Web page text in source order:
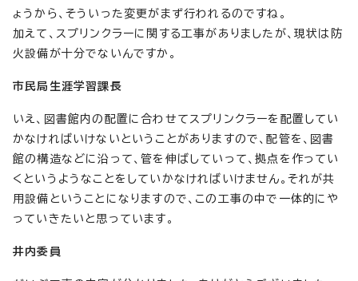
ょうから、そういった変更がまず行われるのですね。
加えて、スプリンクラーに関する工事がありましたが、現状は防
火設備が十分でないんですか。
市民局生涯学習課長
いえ、図書館内の配置に合わせてスプリンクラーを配置してい
かなければいけないということがありますので、配管を、図書
館の構造などに沿って、管を伸ばしていって、拠点を作ってい
くというようなことをしていかなければいけません。それが共
用設備ということになりますので、この工事の中で一体的にや
っていきたいと思っています。
井内委員